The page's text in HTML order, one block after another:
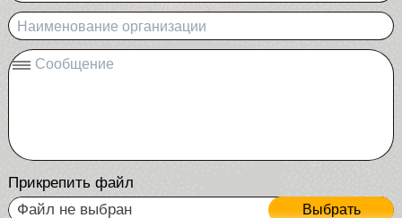
Наименование организации
Сообщение
Прикрепить файл
Выбрать
Файл не выбран